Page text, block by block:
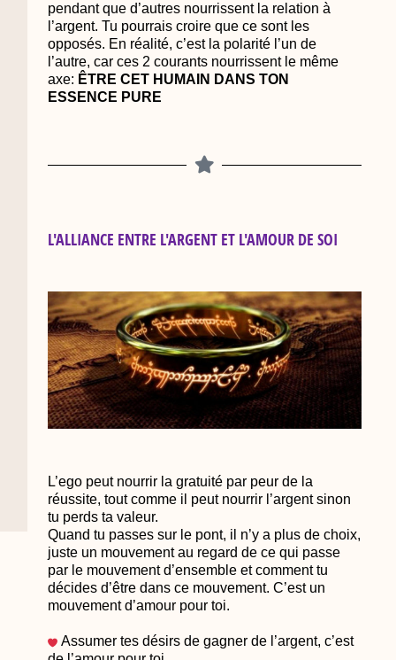
pendant que d’autres nourrissent la relation à
l’argent. Tu pourrais croire que ce sont les
opposés. En réalité, c’est la polarité l’un de
l’autre, car ces 2 courants nourrissent le même
axe: ÊTRE CET HUMAIN DANS TON
ESSENCE PURE
L'ALLIANCE ENTRE L'ARGENT ET L'AMOUR DE SOI
L’ego peut nourrir la gratuité par peur de la
réussite, tout comme il peut nourrir l’argent sinon
tu perds ta valeur.
Quand tu passes sur le pont, il n’y a plus de choix,
juste un mouvement au regard de ce qui passe
par le mouvement d’ensemble et comment tu
décides d’être dans ce mouvement. C’est un
mouvement d’amour pour toi.
Assumer tes désirs de gagner de l’argent, c’est